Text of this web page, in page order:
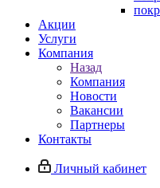
Акции
Услуги
Компания
Назад
Компания
Новости
Вакансии
Партнеры
Контакты
Личный кабинет